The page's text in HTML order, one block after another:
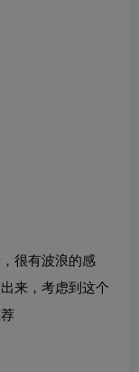
很有波浪的感
来，考虑到这个